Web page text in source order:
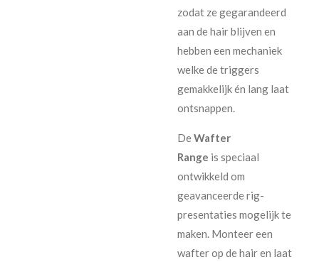
zodat ze gegarandeerd
aan de hair blijven en
hebben een mechaniek
welke de triggers
gemakkelijk én lang laat
ontsnappen.
DeWafter
Range is speciaal
ontwikkeld om
geavanceerde rig-
presentaties mogelijk te
maken. Monteer een
wafter op de hair en laat